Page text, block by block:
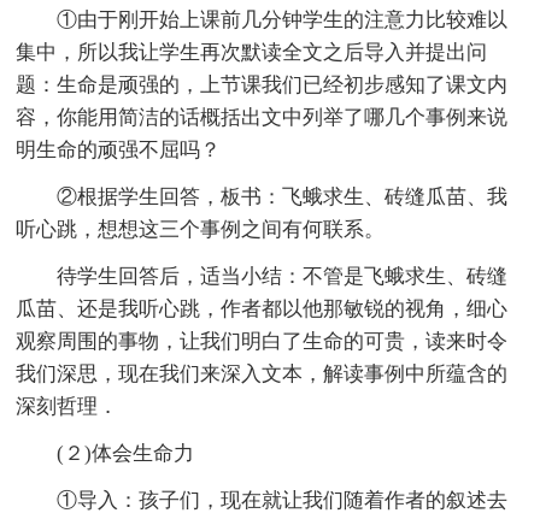
①由于刚开始上课前几分钟学生的注意力比较难以
集中，所以我让学生再次默读全文之后导入并提出问
题：生命是顽强的，上节课我们已经初步感知了课文内
容，你能用简洁的话概括出文中列举了哪几个事例来说
明生命的顽强不屈吗？
②根据学生回答，板书：飞蛾求生、砖缝瓜苗、我
听心跳，想想这三个事例之间有何联系。
待学生回答后，适当小结：不管是飞蛾求生、砖缝
瓜苗、还是我听心跳，作者都以他那敏锐的视角，细心
观察周围的事物，让我们明白了生命的可贵，读来时令
我们深思，现在我们来深入文本，解读事例中所蕴含的
深刻哲理．
(２)体会生命力
①导入：孩子们，现在就让我们随着作者的叙述去